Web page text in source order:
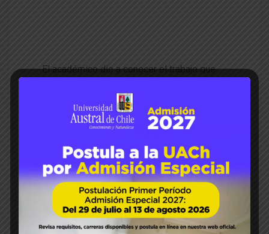
El académico dio a conocer el trabajo que
valor de la manzana patrimonial. Exponer y
transmitir experiencias en producción,
investigación y aspectos asociados a la
como jugo, chicha y vinagre, fue el objetivo
del Seminario “Sidra y derivados de …
READ MORE